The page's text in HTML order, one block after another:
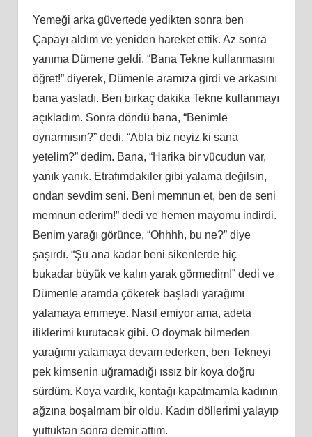
Yemeği arka güvertede yedikten sonra ben
Çapayı aldım ve yeniden hareket ettik. Az sonra
yanıma Dümene geldi, “Bana Tekne kullanmasını
öğret!” diyerek, Dümenle aramıza girdi ve arkasını
bana yasladı. Ben birkaç dakika Tekne kullanmayı
açıkladım. Sonra döndü bana, “Benimle
oynarmısın?” dedi. “Abla biz neyiz ki sana
yetelim?” dedim. Bana, “Harika bir vücudun var,
yanık yanık. Etrafımdakiler gibi yalama değilsin,
ondan sevdim seni. Beni memnun et, ben de seni
memnun ederim!” dedi ve hemen mayomu indirdi.
Benim yarağı görünce, “Ohhhh, bu ne?” diye
şaşırdı. “Şu ana kadar beni sikenlerde hiç
bukadar büyük ve kalın yarak görmedim!” dedi ve
Dümenle aramda çökerek başladı yarağımı
yalamaya emmeye. Nasıl emiyor ama, adeta
iliklerimi kurutacak gibi. O doymak bilmeden
yarağımı yalamaya devam ederken, ben Tekneyi
pek kimsenin uğramadığı ıssız bir koya doğru
sürdüm. Koya vardık, kontağı kapatmamla kadının
ağzına boşalmam bir oldu. Kadın döllerimi yalayıp
yuttuktan sonra demir attım.